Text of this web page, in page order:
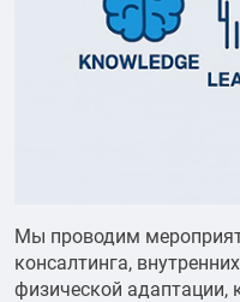
Мы проводим
консалтинга,
физической адаптации,